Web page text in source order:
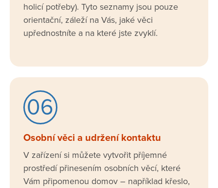
holicí potřeby). Tyto seznamy jsou pouze
orientační, záleží na Vás, jaké věci
upřednostníte a na které jste zvyklí.
06
Osobní věci a udržení kontaktu
V zařízení si můžete vytvořit příjemné
prostředí přinesením osobních věcí, které
Vám připomenou domov – například křeslo,